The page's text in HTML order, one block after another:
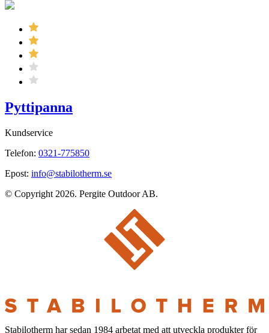
Pyttipanna
Kundservice
Telefon: 0321-775850
Epost: info@stabilotherm.se
© Copyright 2026. Pergite Outdoor AB.
Stabilotherm har sedan 1984 arbetat med att utveckla produkter för